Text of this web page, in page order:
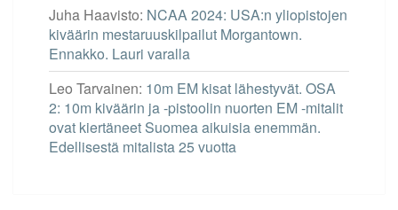
Juha Haavisto: NCAA 2024: USA:n yliopistojen
kiväärin mestaruuskilpailut Morgantown.
Ennakko. Lauri varalla
Leo Tarvainen: 10m EM kisat lähestyvät. OSA
2: 10m kiväärin ja -pistoolin nuorten EM -mitalit
ovat kiertäneet Suomea aikuisia enemmän.
Edellisestä mitalista 25 vuotta